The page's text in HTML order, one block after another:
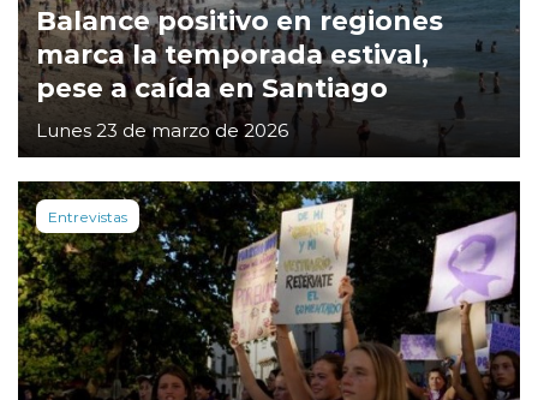
Balance positivo en regiones
marca la temporada estival,
pese a caída en Santiago
Lunes 23 de marzo de 2026
Entrevistas